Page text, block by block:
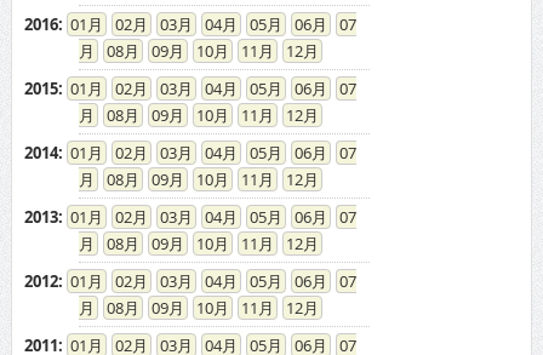
2016: 01 02 03 04 05 06
07
08
09 10 11
12
2015: 01 02 03 04 05 06
07
08
09 10 11
12
2014: 01 02 03 04 05 06
07
08
09 10 11
12
2013: 01 02 03 04 05 06
07
08
09 10 11
12
2012: 01 02 03 04 05 06
07
08
09 10 11
12
2011: 01 02 03 04 05 06
07